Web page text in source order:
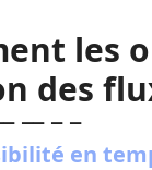
les
des
en